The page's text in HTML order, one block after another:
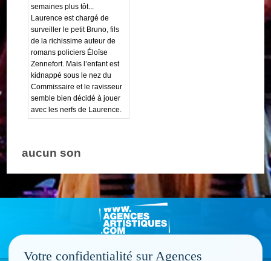
semaines plus tôt...
Laurence est chargé de
surveiller le petit Bruno, fils
de la richissime auteur de
romans policiers Éloïse
Zennefort. Mais l’enfant est
kidnappé sous le nez du
Commissaire et le ravisseur
semble bien décidé à jouer
avec les nerfs de Laurence.
aucun son
Votre confidentialité sur Agences